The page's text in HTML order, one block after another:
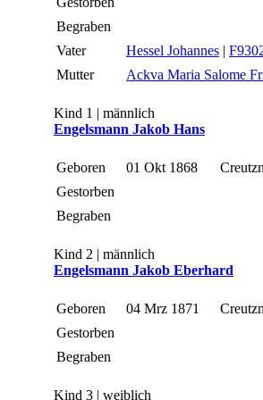
Begraben
Vater
Hessel Johannes |
Mutter
Ackva Maria Salome
Kind 1 | männlich
Engelsmann Jakob Hans
Geboren 01 Okt 1868
Gestorben
Begraben
Kind 2 | männlich
Engelsmann Jakob Eberhard
Geboren 04 Mrz 1871
Gestorben
Begraben
Kind 3 | weiblich